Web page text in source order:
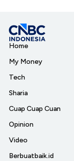
Home
My Money
Tech
Sharia
Cuap Cuap Cuan
Opinion
Video
Berbuatbaik.id